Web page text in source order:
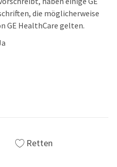
die möglicherweise
GE HealthCare gelten.
Retten